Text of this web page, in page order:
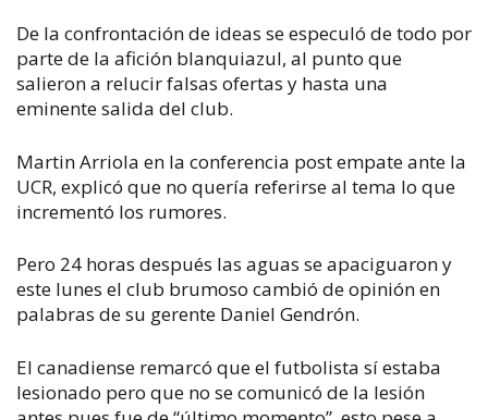
De la confrontación de ideas se especuló de todo por
parte de la afición blanquiazul, al punto que
salieron a relucir falsas ofertas y hasta una
eminente salida del club.
Martin Arriola en la conferencia post empate ante la
UCR, explicó que no quería referirse al tema lo que
incrementó los rumores.
Pero 24 horas después las aguas se apaciguaron y
este lunes el club brumoso cambió de opinión en
palabras de su gerente Daniel Gendrón.
El canadiense remarcó que el futbolista sí estaba
lesionado pero que no se comunicó de la lesión